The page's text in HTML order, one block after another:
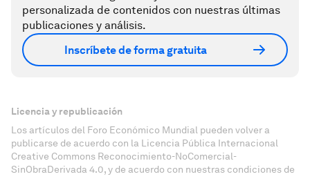
personalizada de contenidos con nuestras últimas
publicaciones y análisis.
Inscríbete de forma gratuita
Licencia y republicación
Los artículos del Foro Económico Mundial pueden volver a
publicarse de acuerdo con la Licencia Pública Internacional
Creative Commons Reconocimiento-NoComercial-
SinObraDerivada 4.0, y de acuerdo con nuestras condiciones de